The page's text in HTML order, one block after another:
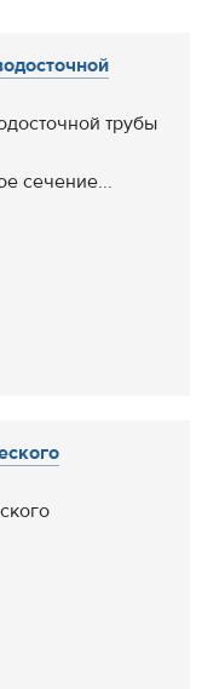
трубы
сечение...